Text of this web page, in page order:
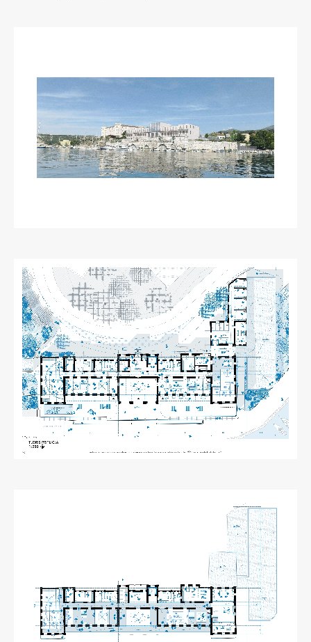
Študijske prakse
Spletna učilnica
ŠIS (SI)
ŠIS (EN)
Obvestila
Novice
Koledar dogodkov
Program dela
Raziskovanje
Raziskovalni projekti
Delo
Seminarji